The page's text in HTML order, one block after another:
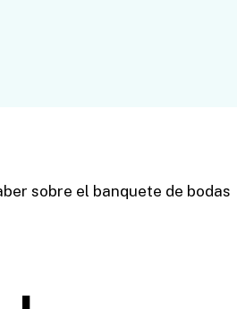
sobre el banquete de bodas